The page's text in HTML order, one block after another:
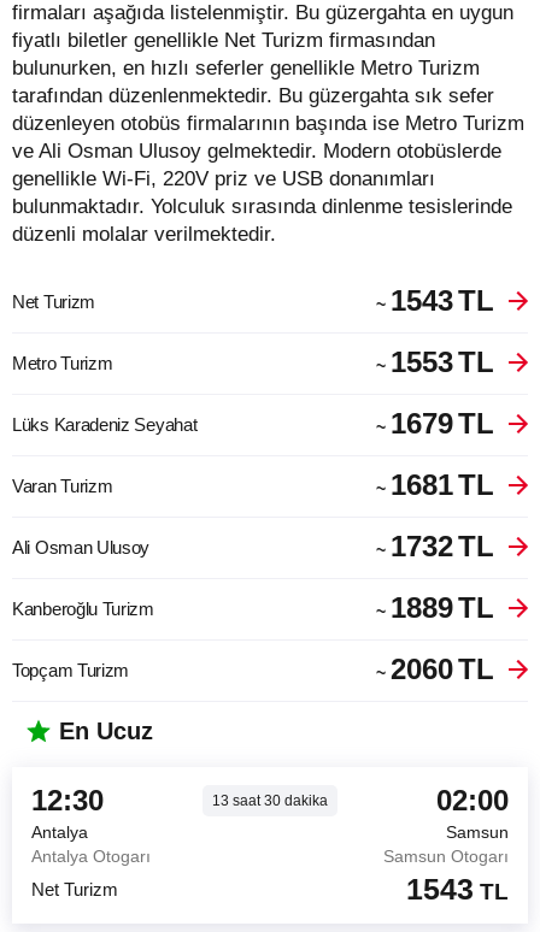
firmaları aşağıda listelenmiştir. Bu güzergahta en uygun
fiyatlı biletler genellikle Net Turizm firmasından
bulunurken, en hızlı seferler genellikle Metro Turizm
tarafından düzenlenmektedir. Bu güzergahta sık sefer
düzenleyen otobüs firmalarının başında ise Metro Turizm
ve Ali Osman Ulusoy gelmektedir. Modern otobüslerde
genellikle Wi-Fi, 220V priz ve USB donanımları
bulunmaktadır. Yolculuk sırasında dinlenme tesislerinde
düzenli molalar verilmektedir.
Net Turizm ~ 1543TL
Metro Turizm ~ 1553TL
Lüks Karadeniz Seyahat ~ 1679TL
Varan Turizm ~ 1681TL
Ali Osman Ulusoy ~ 1732TL
Kanberoğlu Turizm ~ 1889TL
Topçam Turizm ~ 2060TL
En Ucuz
12:30 13 saat30 dakika 02:00
Antalya
Samsun
Antalya Otogarı
Samsun Otogarı
Net Turizm 1543 TL